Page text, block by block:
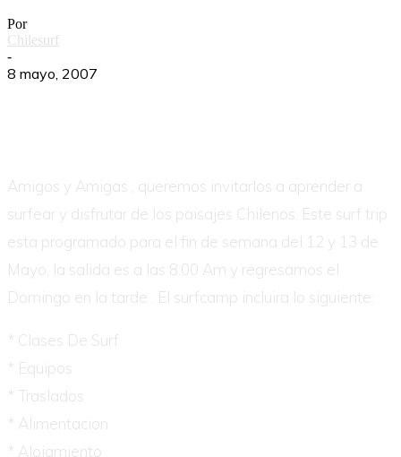
Por
Chilesurf
-
8 mayo, 2007
Amigos y Amigas , queremos invitarlos a aprender a
surfear y disfrutar de los paisajes Chilenos. Este surf trip
esta programado para el fin de semana del 12 y 13 de
Mayo, la salida es a las 8:00 Am y regresamos el
Domingo en la tarde . El surfcamp incluira lo siguiente:
* Clases De Surf
* Equipos
* Traslados
* Alimentacion
* Alojamiento